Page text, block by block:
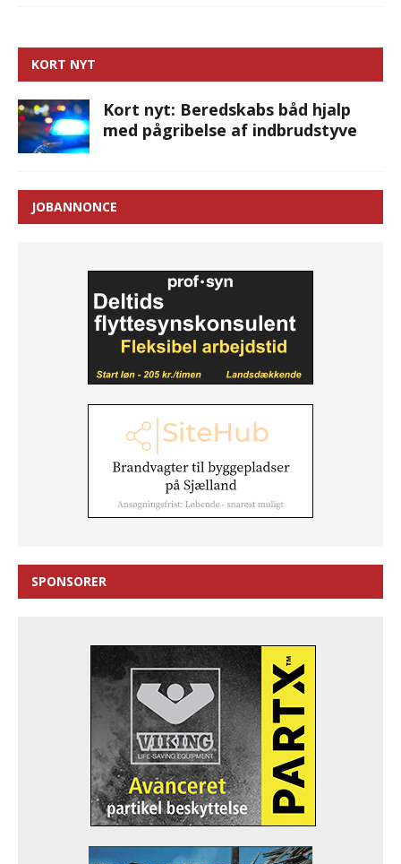
KORT NYT
Kort nyt: Beredskabs båd hjalp
med pågribelse af indbrudstyve
JOBANNONCE
SPONSORER